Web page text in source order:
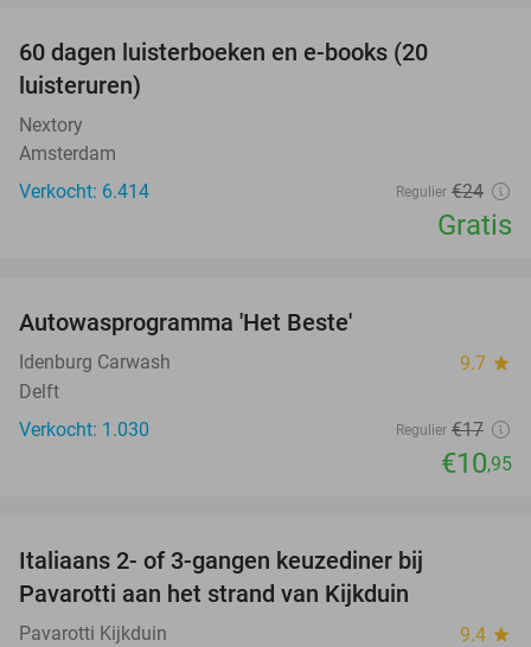
60 dagen luisterboeken en e-books (20
luisteruren)
Nextory
Amsterdam
Verkocht: 6.414
Regulier €24
Gratis
Autowasprogramma 'Het Beste'
Idenburg Carwash 9.7 star
Delft
Verkocht: 1.030
Regulier €17
€10,95
Italiaans 2- of 3-gangen keuzediner bij
Pavarotti aan het strand van Kijkduin
Pavarotti Kijkduin 9.4 star